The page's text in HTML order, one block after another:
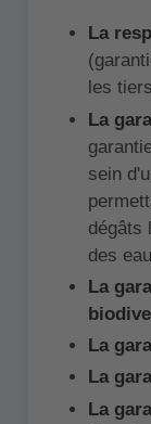
La
les
La
sein
dégâts
des
La
La
La
La